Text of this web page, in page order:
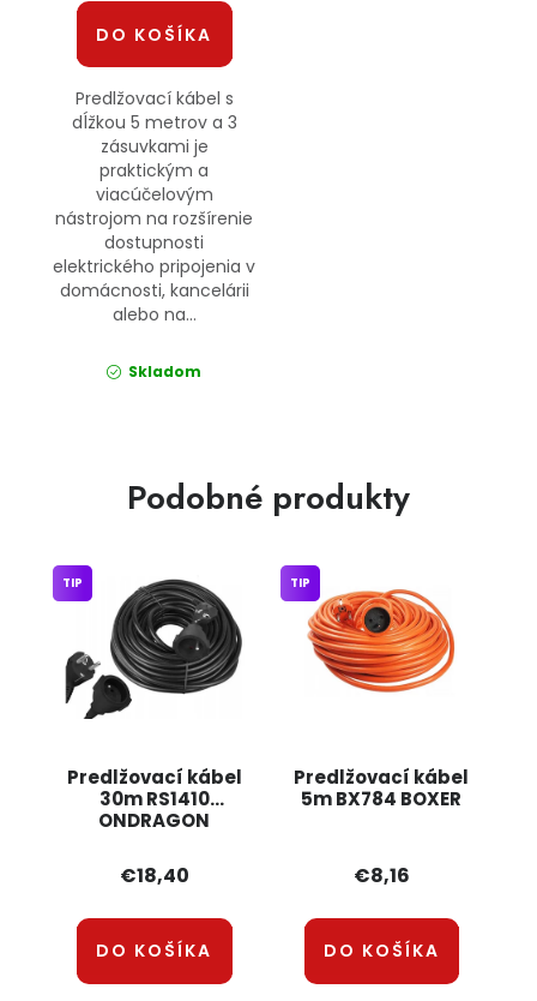
DO KOŠÍKA
Predlžovací kábel s
dĺžkou 5 metrov a 3
zásuvkami je
praktickým a
viacúčelovým
nástrojom na rozšírenie
dostupnosti
elektrického pripojenia v
domácnosti, kancelárii
alebo na...
Skladom
Podobné produkty
Predlžovací kábel
30m RS1410
ONDRAGON
TIP
€18,40
DO KOŠÍKA
Predlžovací kábel
5m BX784 BOXER
TIP
€8,16
DO KOŠÍKA